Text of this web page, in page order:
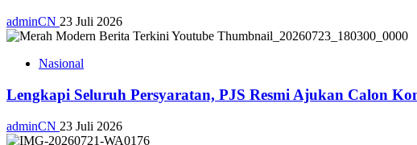
adminCN 23 Juli 2026
Nasional
Lengkapi Seluruh Persyaratan, PJS Resmi Ajukan Calon
adminCN 23 Juli 2026